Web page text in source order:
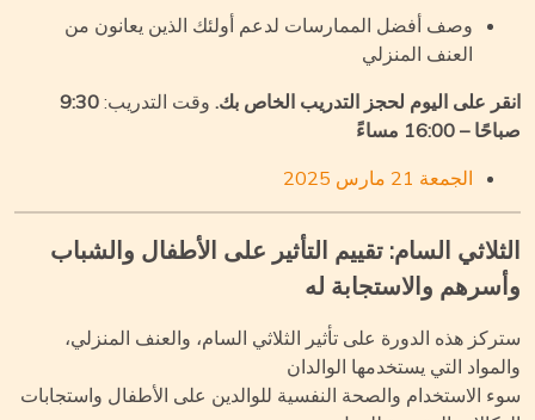
وصف أفضل الممارسات لدعم أولئك الذين يعانون من
العنف المنزلي
على اليوم لحجز التدريب الخاص بك. وقت التدريب:9:30
– 16:00 مساءً
الجمعة 21 مارس 2025
السام: تقييم التأثير على الأطفال والشباب
والاستجابة له
هذه الدورة على تأثير الثلاثي السام، والعنف المنزلي،
التي يستخدمها الوالدان
الاستخدام والصحة النفسية للوالدين على الأطفال واستجابات